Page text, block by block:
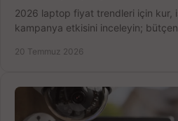
2026 laptop fiyat trendleri için kur,
kampanya etkisini inceleyin;
20 Temmuz 2026